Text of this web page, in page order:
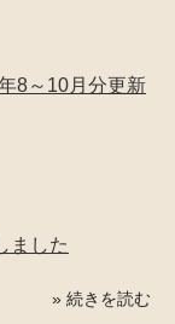
8～10月分更新
ました
» 続きを読む